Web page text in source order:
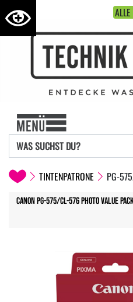
TINTENPATRONE PG-
Canon PG-575/CL-576 Photo Value